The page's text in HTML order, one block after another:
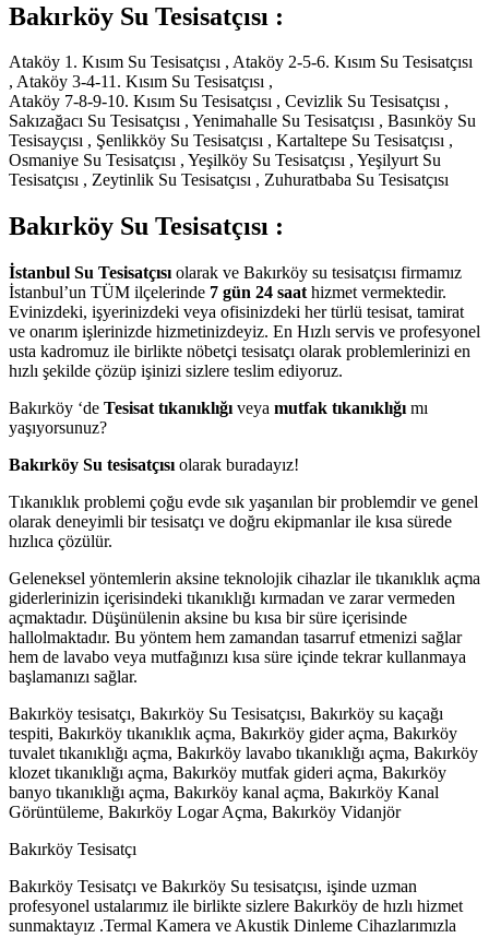
Bakırköy Su Tesisatçısı :
Ataköy 1. Kısım Su Tesisatçısı , Ataköy 2-5-6. Kısım Su Tesisatçısı
, Ataköy 3-4-11. Kısım Su Tesisatçısı ,
Ataköy 7-8-9-10. Kısım Su Tesisatçısı , Cevizlik Su Tesisatçısı ,
Sakızağacı Su Tesisatçısı , Yenimahalle Su Tesisatçısı , Basınköy Su
Tesisayçısı , Şenlikköy Su Tesisatçısı , Kartaltepe Su Tesisatçısı ,
Osmaniye Su Tesisatçısı , Yeşilköy Su Tesisatçısı , Yeşilyurt Su
Tesisatçısı , Zeytinlik Su Tesisatçısı , Zuhuratbaba Su Tesisatçısı
Bakırköy Su Tesisatçısı :
İstanbul Su Tesisatçısı olarak ve Bakırköy su tesisatçısı firmamız
İstanbul’un TÜM ilçelerinde 7 gün 24 saat hizmet vermektedir.
Evinizdeki, işyerinizdeki veya ofisinizdeki her türlü tesisat, tamirat
ve onarım işlerinizde hizmetinizdeyiz. En Hızlı servis ve profesyonel
usta kadromuz ile birlikte nöbetçi tesisatçı olarak problemlerinizi en
hızlı şekilde çözüp işinizi sizlere teslim ediyoruz.
Bakırköy ‘de Tesisat tıkanıklığı veya mutfak tıkanıklığı mı
yaşıyorsunuz?
Bakırköy Su tesisatçısı olarak buradayız!
Tıkanıklık problemi çoğu evde sık yaşanılan bir problemdir ve genel
olarak deneyimli bir tesisatçı ve doğru ekipmanlar ile kısa sürede
hızlıca çözülür.
Geleneksel yöntemlerin aksine teknolojik cihazlar ile tıkanıklık açma
giderlerinizin içerisindeki tıkanıklığı kırmadan ve zarar vermeden
açmaktadır. Düşünülenin aksine bu kısa bir süre içerisinde
hallolmaktadır. Bu yöntem hem zamandan tasarruf etmenizi sağlar
hem de lavabo veya mutfağınızı kısa süre içinde tekrar kullanmaya
başlamanızı sağlar.
Bakırköy tesisatçı, Bakırköy Su Tesisatçısı, Bakırköy su kaçağı
tespiti, Bakırköy tıkanıklık açma, Bakırköy gider açma, Bakırköy
tuvalet tıkanıklığı açma, Bakırköy lavabo tıkanıklığı açma, Bakırköy
klozet tıkanıklığı açma, Bakırköy mutfak gideri açma, Bakırköy
banyo tıkanıklığı açma, Bakırköy kanal açma, Bakırköy Kanal
Görüntüleme, Bakırköy Logar Açma, Bakırköy Vidanjör
Bakırköy Tesisatçı
Bakırköy Tesisatçı ve Bakırköy Su tesisatçısı, işinde uzman
profesyonel ustalarımız ile birlikte sizlere Bakırköy de hızlı hizmet
sunmaktayız .Termal Kamera ve Akustik Dinleme Cihazlarımızla